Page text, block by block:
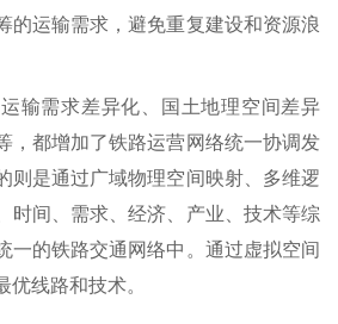
的运输需求，避免重复建设和资源浪
输需求差异化、国土地理空间差异
，都增加了铁路运营网络统一协调发
则是通过广域物理空间映射、多维逻
时间、需求、经济、产业、技术等综
一的铁路交通网络中。通过虚拟空间
优线路和技术。